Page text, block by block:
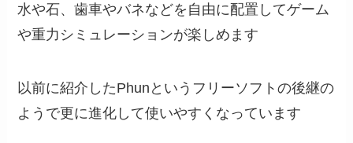
水や石、歯車やバネなどを自由に配置してゲーム
や重力シミュレーションが楽しめます
以前に紹介したPhunというフリーソフトの後継の
ようで更に進化して使いやすくなっています